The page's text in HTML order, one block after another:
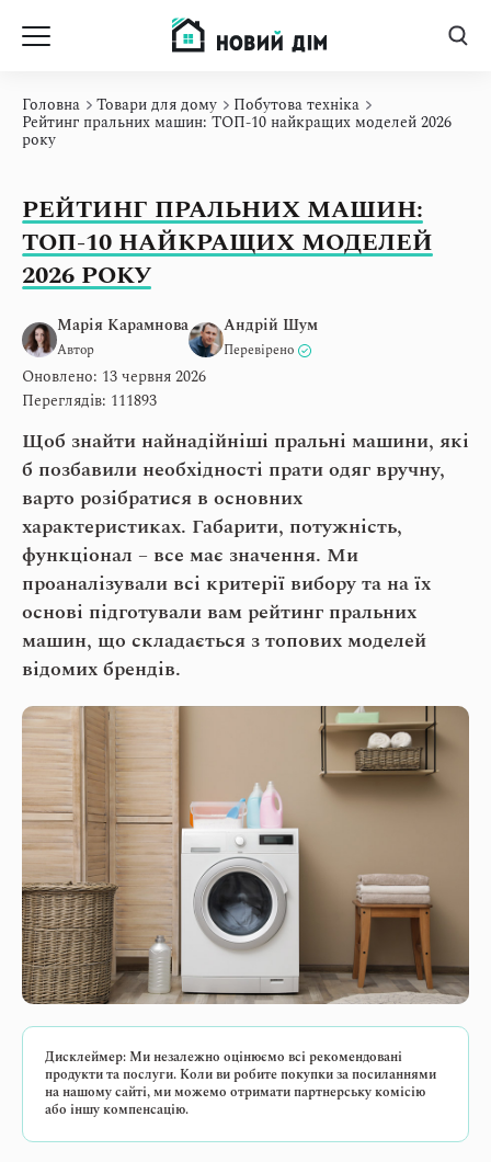
Головна Товари для дому Побутова техніка
Рейтинг пральних машин: ТОП-10 найкращих моделей 2026
року
РЕЙТИНГ ПРАЛЬНИХ МАШИН:
ТОП-10 НАЙКРАЩИХ МОДЕЛЕЙ
2026 РОКУ
Марія Карамнова
Автор
Андрій Шум
Перевірено
Оновлено: 13 червня 2026
Переглядів: 111893
Щоб знайти найнадійніші пральні машини, які
б позбавили необхідності прати одяг вручну,
варто розібратися в основних
характеристиках. Габарити, потужність,
функціонал – все має значення. Ми
проаналізували всі критерії вибору та на їх
основі підготували вам рейтинг пральних
машин, що складається з топових моделей
відомих брендів.
Дисклеймер: Ми незалежно оцінюємо всі рекомендовані
продукти та послуги. Коли ви робите покупки за посиланнями
на нашому сайті, ми можемо отримати партнерську комісію
або іншу компенсацію.